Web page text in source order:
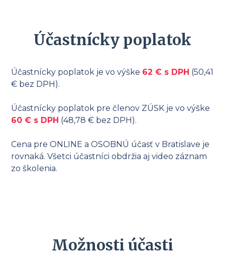
Účastnícky poplatok
Účastnícky poplatok je vo výške 62 € s DPH (50,41
€ bez DPH).
Účastnícky poplatok pre členov ZÚSK je vo výške
60 € s DPH (48,78 € bez DPH).
Cena pre ONLINE a OSOBNÚ účasť v Bratislave je
rovnaká. Všetci účastníci obdržia aj video záznam
zo školenia.
Možnosti účasti